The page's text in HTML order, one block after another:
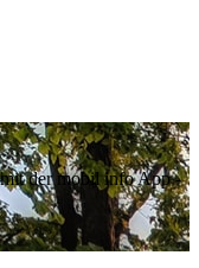
der mobil info App -